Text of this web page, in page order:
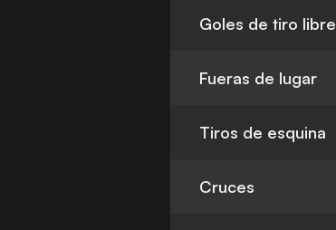
Goles de tiro libre
Fueras de lugar
Tiros de esquina
Cruces